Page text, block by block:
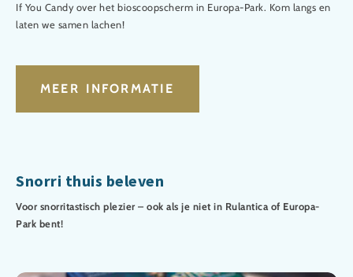
If You Candy over het bioscoopscherm in Europa-Park. Kom langs en
laten we samen lachen!
MEER INFORMATIE
Snorri thuis beleven
Voor snorritastisch plezier – ook als je niet in Rulantica of Europa-
Park bent!